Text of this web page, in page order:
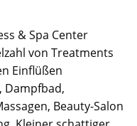
& Spa Center
von Treatments
Einflüßen
Dampfbad,
Beauty-Salon